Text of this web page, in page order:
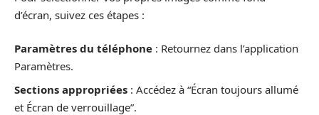
d’écran, suivez ces étapes :
Paramètres du téléphone : Retournez dans l’application
Paramètres.
Sections appropriées : Accédez à “Écran toujours allumé
et Écran de verrouillage”.